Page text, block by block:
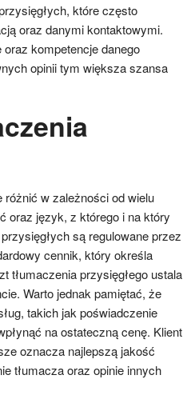
które często
oraz danymi kontaktowymi.
kompetencje danego
opinii tym większa szansa
różnić w zależności od wielu
oraz język, z którego i na który
są regulowane przez
cennik, który określa
tłumaczenia przysięgłego ustala
Warto jednak pamiętać, że
takich jak poświadczenie
na ostateczną cenę. Klient
oznacza najlepszą jakość
tłumacza oraz opinie innych